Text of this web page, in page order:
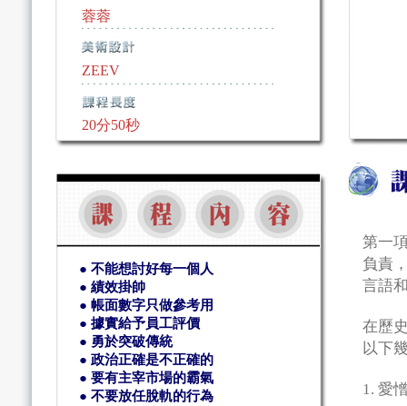
蓉蓉
ZEEV
20分50秒
● 不能想討好每一個人
● 績效掛帥
● 帳面數字只做參考用
● 據實給予員工評價
● 勇於突破傳統
● 政治正確是不正確的
● 要有主宰市場的霸氣
● 不要放任脫軌的行為
第一
負責
言語
在歷
以下
1. 愛